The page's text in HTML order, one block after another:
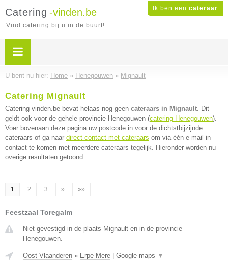
Ik ben een cateraar
Catering -vinden.be
Vind catering bij u in de buurt!
U bent nu hier: Home » Henegouwen » Mignault
Catering Mignault
Catering-vinden.be bevat helaas nog geen cateraars in Mignault. Dit
geldt ook voor de gehele provincie Henegouwen (catering Henegouwen).
Voer bovenaan deze pagina uw postcode in voor de dichtstbijzijnde
cateraars of ga naar direct contact met cateraars om via één e-mail in
contact te komen met meerdere cateraars tegelijk. Hieronder worden nu
overige resultaten getoond.
1 2 3 » »»
Feestzaal Toregalm
Niet gevestigd in de plaats Mignault en in de provincie
Henegouwen.
Oost-Vlaanderen » Erpe Mere Google maps ▼